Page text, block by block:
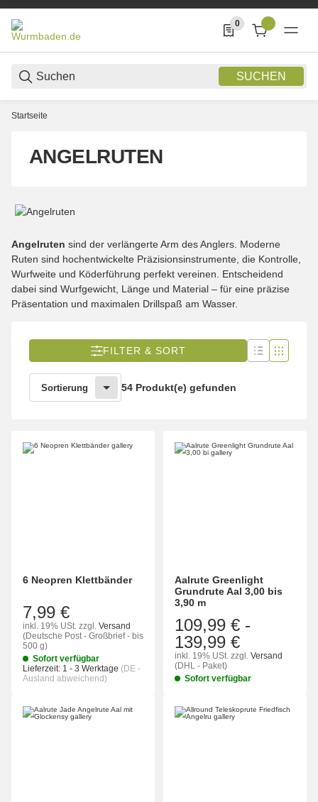
SUCHEN
0
0 Produkte in der
Startseite
ANGELRUTEN
Angelruten sind der verlängerte Arm des Anglers. Moderne
Ruten sind hochentwickelte Präzisionsinstrumente, die Kontrolle,
Wurfweite und Köderführung perfekt vereinen. Entscheidend
dabei sind Wurfgewicht, Länge und Material – für eine präzise
Präsentation und maximalen Drillspaß am Wasser.
FILTER & SORT
Sortierung 54 Produkt(e) gefunden
6 Neopren Klettbänder
7,99 €
inkl. 19% USt. zzgl. Versand
(Deutsche Post - Großbrief - bis
500 g)
Sofort verfügbar
Lieferzeit: 1 - 3 Werktage (DE -
Ausland abweichend)
Aalrute Greenlight
Grundrute Aal 3,00 bis
3,90 m
109,99 € -
139,99 €
inkl. 19% USt. zzgl. Versand
(DHL - Paket)
Sofort verfügbar